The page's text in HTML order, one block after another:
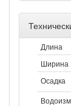
Длина
Ширина
Осадка